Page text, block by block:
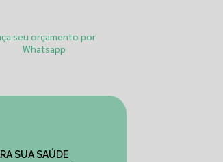
seu orçamento por
Whatsapp
SUA SAÚDE